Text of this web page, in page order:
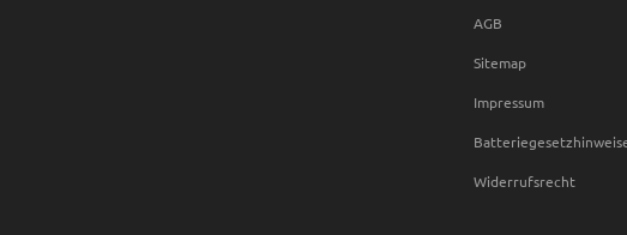
AGB
Sitemap
Impressum
Widerrufsrecht